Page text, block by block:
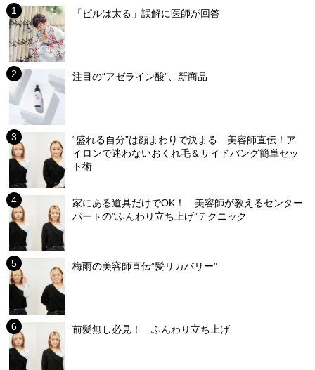
「ピルは太る」誤解に医師が回答
注目の“アゼライン酸”、新商品
“盛れる自分”は顔まわりで決まる 美容師直伝！ア
イロンで迷わないおくれ毛＆サイドバング簡単セッ
ト術
家にある道具だけでOK！ 美容師が教えるセンター
パートの”ふんわり立ち上げ”テクニック
梅雨の美容師直伝”髪リカバリー”
前髪無し必見！ ふんわり立ち上げ